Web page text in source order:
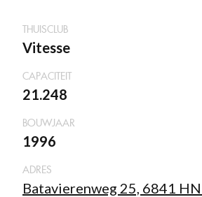
THUISCLUB
Vitesse
CAPACITEIT
21.248
BOUWJAAR
1996
ADRES
Batavierenweg 25, 6841